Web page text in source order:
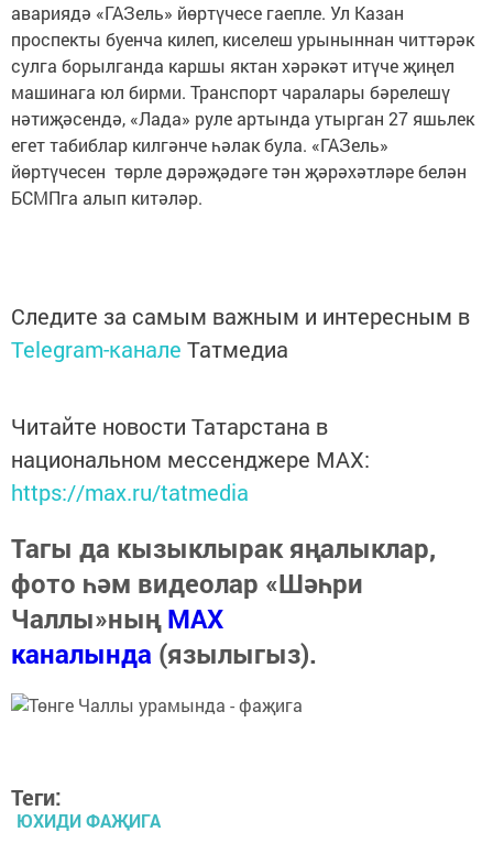
авариядә «ГАЗель» йөртүчесе гаепле. Ул Казан
проспекты буенча килеп, киселеш урыныннан читтәрәк
сулга борылганда каршы яктан хәрәкәт итүче җиңел
машинага юл бирми. Транспорт чаралары бәрелешү
нәтиҗәсендә, «Лада» руле артында утырган 27 яшьлек
егет табиблар килгәнче һәлак була. «ГАЗель»
йөртүчесен төрле дәрәҗәдәге тән җәрәхәтләре белән
БСМПга алып китәләр.
Следите за самым важным и интересным в
Telegram-канале Татмедиа
Читайте новости Татарстана в
национальном мессенджере MАХ:
https://max.ru/tatmedia
Тагы да кызыклырак яңалыклар,
фото һәм видеолар «Шәһри
Чаллы»ныңMAX
каналында (язылыгыз).
Теги:
ЮХИДИ ФАҖИГА